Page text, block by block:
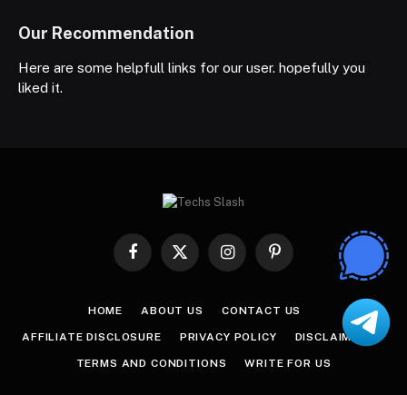
Our Recommendation
Here are some helpfull links for our user. hopefully you
liked it.
Facebook
X
InstagramPinterest
HOME ABOUT US CONTACT US
AFFILIATE DISCLOSURE PRIVACY POLICY DISCLAIMER
TERMS AND CONDITIONS WRITE FOR US